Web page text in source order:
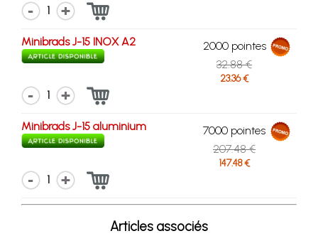
1
Minibrads J-15 INOX A2
2000 pointes
32.88 €
23.36 €
1
Minibrads J-15 aluminium
7000 pointes
207.48 €
147.48 €
1
Articles associés